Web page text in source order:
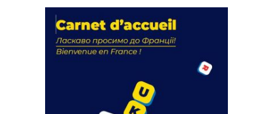
actions
18 septembre 2023
FEUILLETER